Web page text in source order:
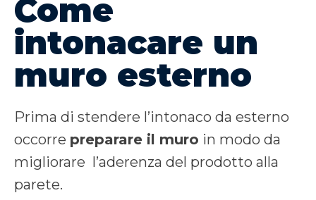
Come
intonacare un
muro esterno
Prima di stendere l’intonaco da esterno
occorre preparare il muro in modo da
migliorare l’aderenza del prodotto alla
parete.